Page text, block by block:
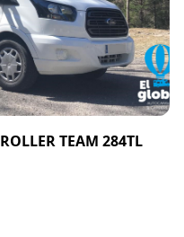
TEAM 284TL